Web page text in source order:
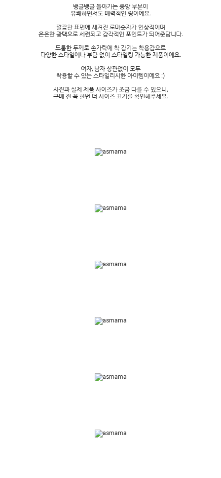
뱅글뱅글 돌아가는 중앙 부분이
유쾌하면서도 매력적인 링이에요.
깔끔한 표면에 새겨진 로마숫자가 인상적이며
은은한 광택으로 세련되고 감각적인 포인트가 되어준답니다.
도톰한 두께로 손가락에 착 감기는 착용감으로
다양한 스타일에나 부담 없이 스타일링 가능한 제품이에요.
여자, 남자 상관없이 모두
착용할 수 있는 스타일리시한 아이템이에요 :)
사진과 실제 제품 사이즈가 조금 다를 수 있으니,
구매 전 꼭 한번 더 사이즈 표기를 확인해주세요.